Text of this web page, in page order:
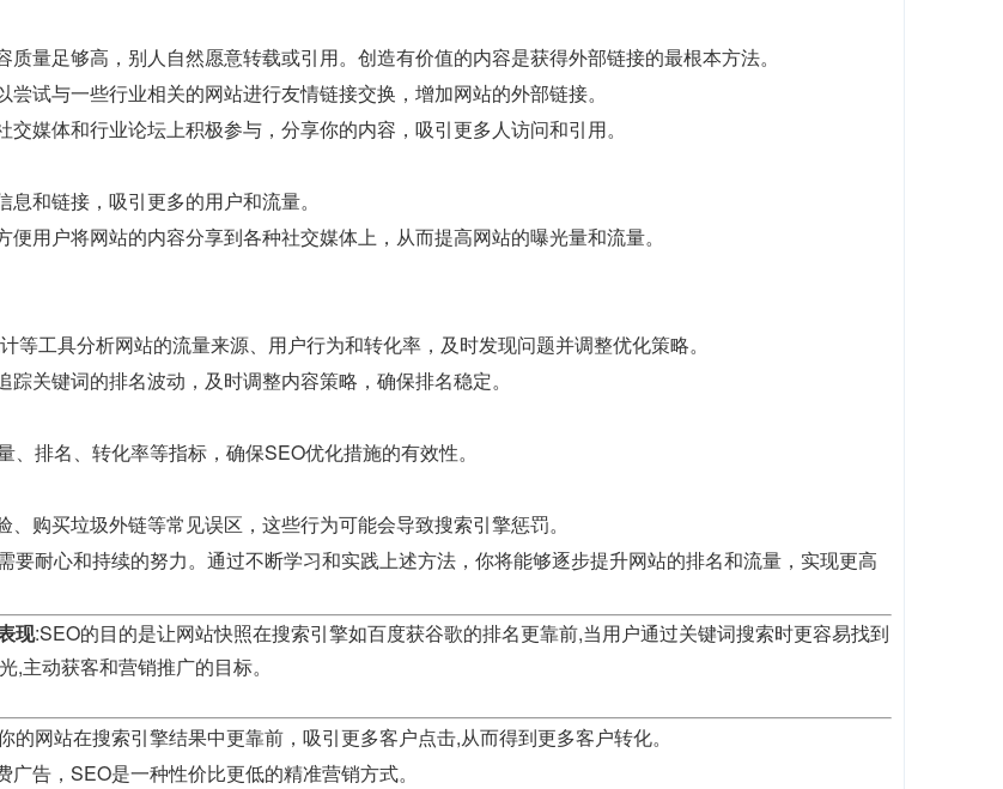
量足够高，别人自然愿意转载或引用。创造有价值的内容是获得外部链接的最根本方法。
试与一些行业相关的网站进行友情链接交换，增加网站的外部链接。
媒体和行业论坛上积极参与，分享你的内容，吸引更多人访问和引用。
和链接，吸引更多的用户和流量。
用户将网站的内容分享到各种社交媒体上，从而提高网站的曝光量和流量。
等工具分析网站的流量来源、用户行为和转化率，及时发现问题并调整优化策略。
关键词的排名波动，及时调整内容策略，确保排名稳定。
、排名、转化率等指标，确保SEO优化措施的有效性。
购买垃圾外链等常见误区，这些行为可能会导致搜索引擎惩罚。
要耐心和持续的努力。通过不断学习和实践上述方法，你将能够逐步提升网站的排名和流量，实现更高
现:SEO的目的是让网站快照在搜索引擎如百度获谷歌的排名更靠前,当用户通过关键词搜索时更容易找到
,主动获客和营销推广的目标。
的网站在搜索引擎结果中更靠前，吸引更多客户点击,从而得到更多客户转化。
广告，SEO是一种性价比更低的精准营销方式。